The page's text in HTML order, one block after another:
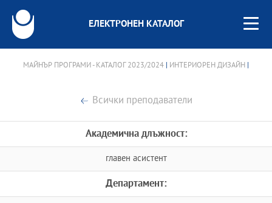
ЕЛЕКТРОНЕН КАТАЛОГ
МАЙНЪР ПРОГРАМИ - КАТАЛОГ 2023/2024 ИНТЕРИОРЕН ДИЗАЙН
Всички преподаватели
Академична длъжност:
главен асистент
Департамент: